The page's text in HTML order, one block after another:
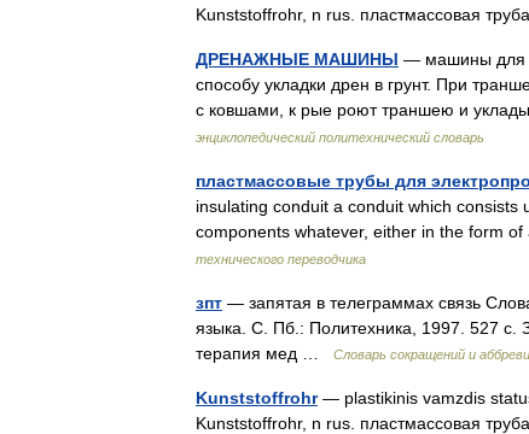
Kunststoffrohr, n rus. пластмассовая
ДРЕНАЖНЫЕ МАШИНЫ — машины для
способу укладки дрен в грунт. При
с ковшами, к рые роют траншею и
энциклопедический политехнический словарь
пластмассовые трубы для
insulating conduit a conduit which
components whatever, either in the form
технического переводчика
зпт — запятая в телеграммах связь
языка. С. Пб.: Политехника, 1997. 527 с.
терапия мед …
Словарь сокращений и
Kunststoffrohr— plastikinis vamzdis
Kunststoffrohr, n rus. пластмассовая